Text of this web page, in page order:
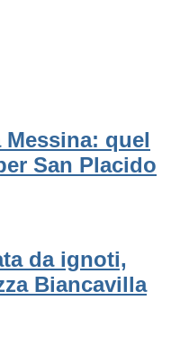
quel
San Placido
da ignoti,
Biancavilla